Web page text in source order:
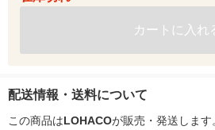
カートに入れ
配送情報・送料について
この商品はLOHACOが販売・発送します